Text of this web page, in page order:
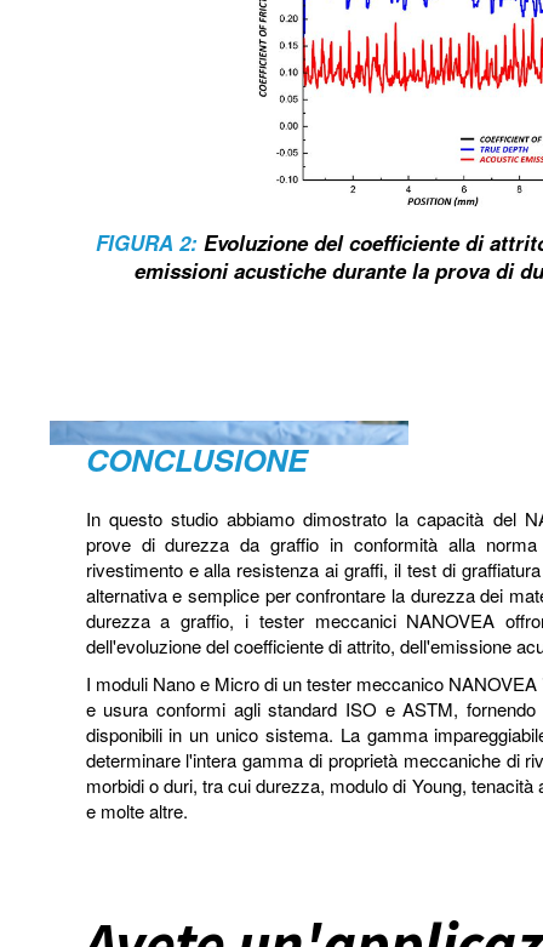
FIGURA 2: Evoluzione del coefficiente di
emissioni acustiche durante la prova di
CONCLUSIONE
In questo studio abbiamo dimostrato la capacità del
prove di durezza da graffio in conformità alla
rivestimento e alla resistenza ai graffi, il test di
alternativa e semplice per confrontare la durezza dei
durezza a graffio, i tester meccanici NANOVEA
dell'evoluzione del coefficiente di attrito, dell'emissione
I moduli Nano e Micro di un tester meccanico
e usura conformi agli standard ISO e ASTM,
disponibili in un unico sistema. La gamma
determinare l'intera gamma di proprietà meccaniche di
morbidi o duri, tra cui durezza, modulo di Young,
e molte altre.